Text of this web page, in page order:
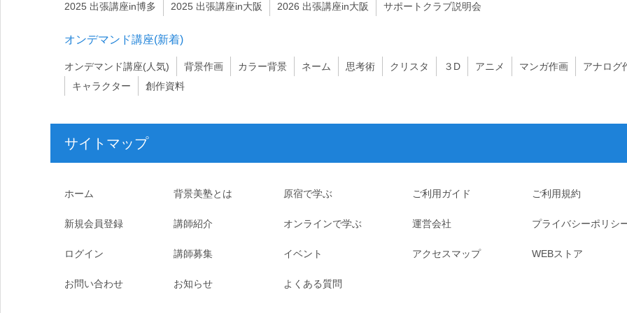
2025 出張講座in博多 2025 出張講座in大阪 2026 出張講座in大阪 サポートクラブ説明会
オンデマンド講座(新着)
オンデマンド講座(人気) 背景作画 カラー背景 ネーム 思考術 クリスタ ３D アニメ マンガ作画
アナログ
キャラクター
創作資料
サイトマップ
ホーム
新規会員登録
ログイン
お問い合わせ
背景美塾とは
講師紹介
講師募集
お知らせ
原宿で学ぶ
オンラインで学ぶ
イベント
よくある質問
ご利用ガイド
運営会社
アクセスマップ
ご利用規約
プライバシーポリシ
WEBストア